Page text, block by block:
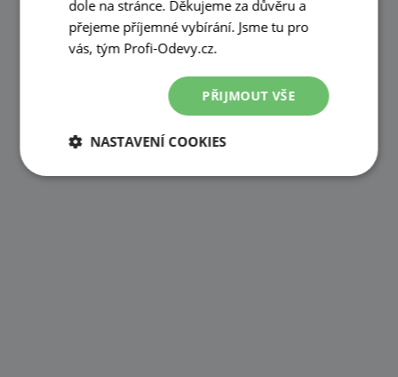
dole na stránce. Děkujeme za důvěru a
přejeme příjemné vybírání. Jsme tu pro
vás, tým Profi-Odevy.cz.
PŘIJMOUT VŠE
NASTAVENÍ COOKIES